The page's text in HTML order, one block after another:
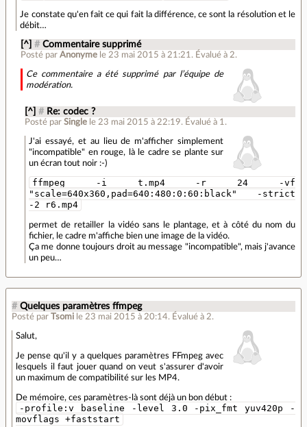
Je constate qu'en fait ce qui fait la différence, ce sont la résolution et le
débit…
[^] # Commentaire supprimé
Posté par Anonyme le 23 mai 2015 à 21:21.Évalué à 2.
Ce commentaire a été supprimé par l’équipe de
modération.
[^] # Re: codec ?
Posté parSingle le 23 mai 2015 à 22:19. Évalué à 1 .
J'ai essayé, et au lieu de m'afficher simplement
"incompatible" en rouge, là le cadre se plante sur
un écran tout noir :-)
ffmpeg -i t.mp4 -r 24 -vf
"scale=640x360,pad=640:480:0:60:black" -strict
-2 r6.mp4
permet de retailler la vidéo sans le plantage, et à côté du nom du
fichier, le cadre m'affiche bien une image de la vidéo.
Ça me donne toujours droit au message "incompatible", mais j'avance
un peu…
# Quelques paramètres ffmpeg
Posté par Tsomi le 23 mai 2015 à 20:14. Évalué à 2.
Salut,
Je pense qu'il y a quelques paramètres FFmpeg avec
lesquels il faut jouer quand on veut s'assurer d'avoir
un maximum de compatibilité sur les MP4.
De mémoire, ces paramètres-là sont déjà un bon début :
-profile:v baseline -level 3.0 -pix_fmt yuv420p -
movflags +faststart